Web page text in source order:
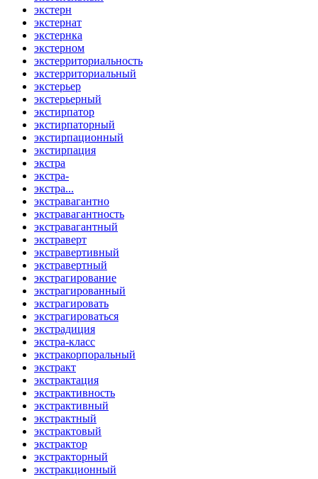
экстерн
экстернат
экстернка
экстерном
экстерриториальность
экстерриториальный
экстерьер
экстерьерный
экстирпатор
экстирпаторный
экстирпационный
экстирпация
экстра
экстра-
экстра...
экстравагантно
экстравагантность
экстравагантный
экстраверт
экстравертивный
экстравертный
экстрагирование
экстрагированный
экстрагировать
экстрагироваться
экстрадиция
экстра-класс
экстракорпоральный
экстракт
экстрактация
экстрактивность
экстрактивный
экстрактный
экстрактовый
экстрактор
экстракторный
экстракционный